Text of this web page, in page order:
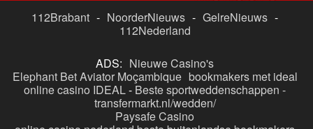
112Brabant - NoorderNieuws - GelreNieuws -
112Nederland
ADS: Nieuwe Casino's
Elephant Bet Aviator Moçambique bookmakers met ideal
online casino IDEAL- Beste sportweddenschappen -
transfermarkt.nl/wedden/
Paysafe Casino